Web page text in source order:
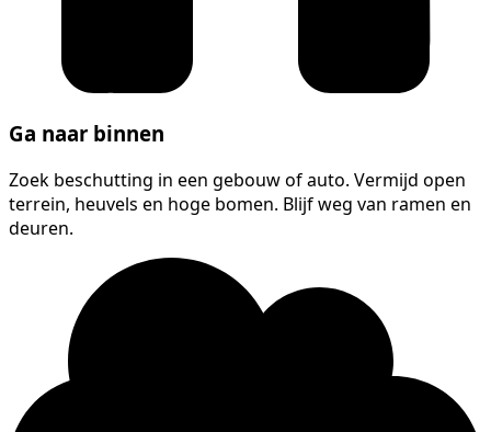
Ga naar binnen
Zoek beschutting in een gebouw of auto. Vermijd open
terrein, heuvels en hoge bomen. Blijf weg van ramen en
deuren.